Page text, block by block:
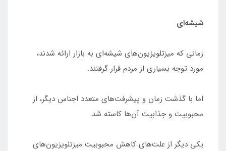
شیشه‌ای
زمانی که میزتلویزیون‌های شیشه‌ای به بازار ارائه شدند،
مورد توجه بسیاری از مردم قرار گرفتند.
اما با گذشت زمان و پیشرفت‌های متعدد اجناس دیگر، از
محبوبیت و جذابیت آن‌ها کاسته شد.
یکی دیگر از علت‌های کاهش محبوبیت میزتلویزیون‌های